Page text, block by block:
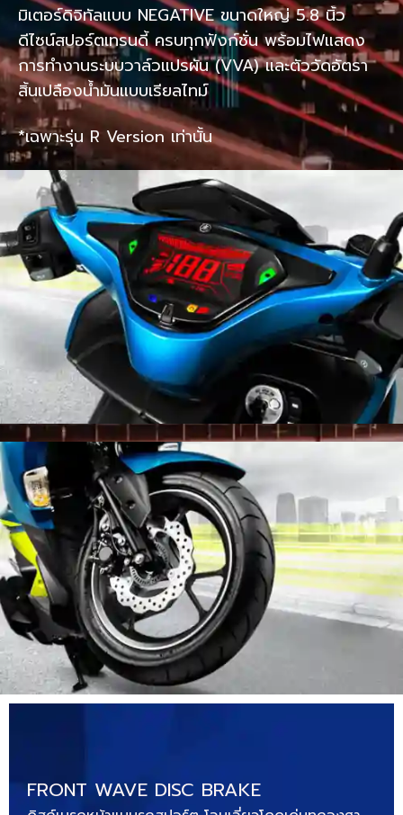
มิเตอร์ดิจิทัลแบบ NEGATIVE ขนาดใหญ่ 5.8 นิ้ว
ดีไซน์สปอร์ตเทรนดี้ ครบทุกฟังก์ชั่น พร้อมไฟแสดง
การทำงานระบบวาล์วแปรผัน (VVA) และตัววัดอัตรา
สิ้นเปลืองน้ำมันแบบเรียลไทม์
*เฉพาะรุ่น R Version เท่านั้น
FRONT WAVE DISC BRAKE